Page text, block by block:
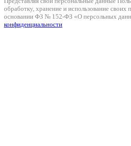
обработку, хранение и использование своих
основании ФЗ № 152-ФЗ «О персольных
конфиденциальности